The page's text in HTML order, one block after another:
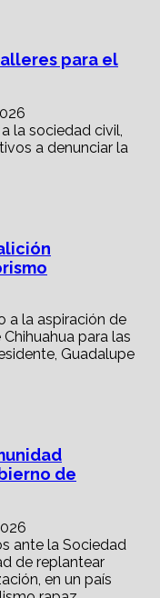
para el
de